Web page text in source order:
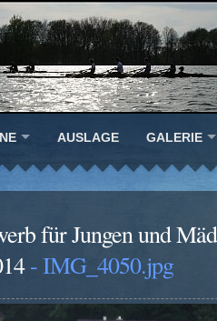
AUSLAGE GALERIE
für Jungen und
- IMG_4050.jpg